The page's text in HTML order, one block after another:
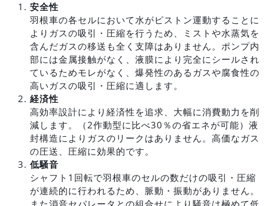
安全性
羽根車の各セルにおいて水がピストン運動することに
よりガスの吸引・圧縮を行うため、ミストや水蒸気を
含んだガスの移送も全く支障はありません。ポンプ内
部には金属接触がなく、液膜により完全にシールされ
ているためモレがなく、爆発性のあるガスや腐食性の
高いガスの吸引・圧縮に適します。
経済性
高効率設計により経済性を追求、大幅に消費動力を削
減します。（2作動型に比べ30％の省エネが可能）液
封構造によりガスのリークはありません。高価なガス
の圧送、圧縮に効果的です。
低騒音
シャフト1回転で羽根車のセルの数だけの吸引・圧縮
が連続的に行われるため、脈動・振動がありません。